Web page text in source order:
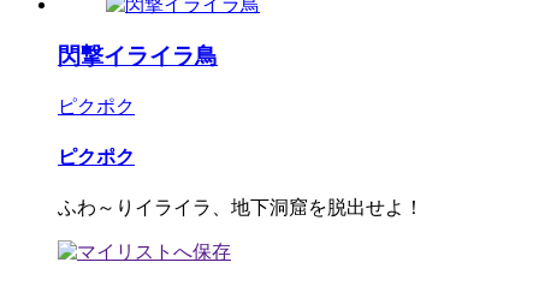
閃撃イライラ鳥
ピクポク
ピクポク
ふわ～りイライラ、地下洞窟を脱出せよ！